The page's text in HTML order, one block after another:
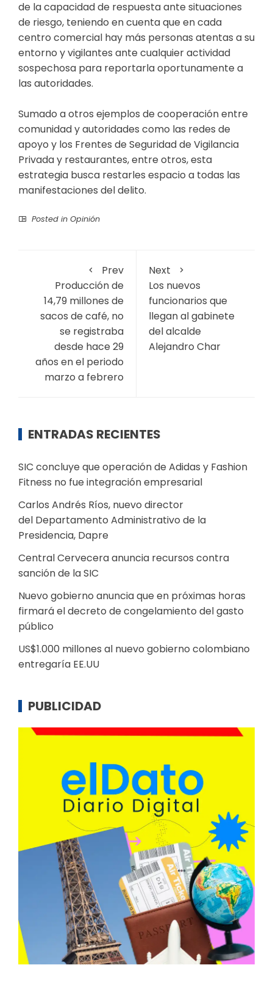
de la capacidad de respuesta ante situaciones
de riesgo, teniendo en cuenta que en cada
centro comercial hay más personas atentas a su
entorno y vigilantes ante cualquier actividad
sospechosa para reportarla oportunamente a
las autoridades.
Sumado a otros ejemplos de cooperación entre
comunidad y autoridades como las redes de
apoyo y los Frentes de Seguridad de Vigilancia
Privada y restaurantes, entre otros, esta
estrategia busca restarles espacio a todas las
manifestaciones del delito.
Posted in Opinión
Prev
Producción de
14,79 millones de
sacos de café, no
se registraba
desde hace 29
años en el periodo
marzo a febrero
Next
Los nuevos
funcionarios que
llegan al gabinete
del alcalde
Alejandro Char
ENTRADAS RECIENTES
SIC concluye que operación de Adidas y Fashion
Fitness no fue integración empresarial
Carlos Andrés Ríos, nuevo director
del Departamento Administrativo de la
Presidencia, Dapre
Central Cervecera anuncia recursos contra
sanción de la SIC
Nuevo gobierno anuncia que en próximas horas
firmará el decreto de congelamiento del gasto
público
US$1.000 millones al nuevo gobierno colombiano
entregaría EE.UU
PUBLICIDAD